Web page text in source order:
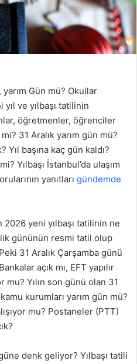
Gün mü? Okullar
ve yılbaşı tatilinin
öğretmenler, öğrenciler
31 Aralık yarım gün mü?
Yıl başına kaç gün kaldı?
Yılbaşı İstanbul’da ulaşım
yanıtları gündemde
yeni yılbaşı tatilinin ne
gününün resmi tatil olup
31 Aralık Çarşamba günü
açık mı, EFT yapılır
mu? Yılın son günü olan 31
kurumları yarım gün mü?
mu? Postaneler (PTT)
denk geliyor? Yılbaşı tatili